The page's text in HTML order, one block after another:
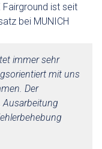
ist seit
bei MUNICH
immer sehr
mit uns
Der
Ausarbeitung